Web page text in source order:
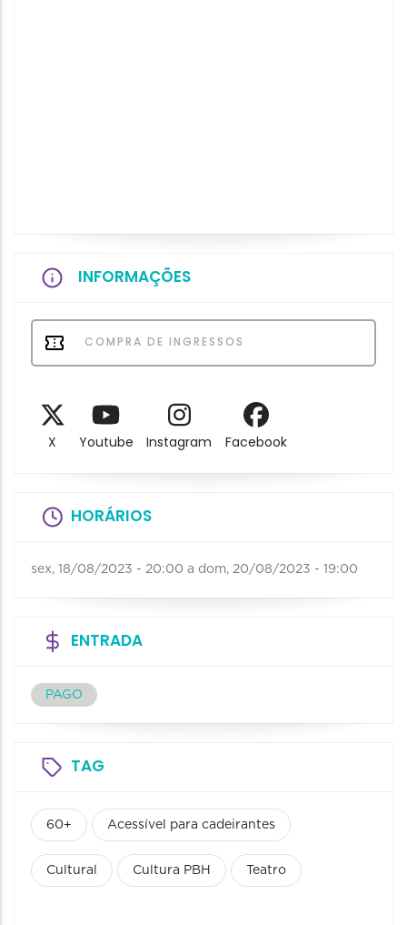
INFORMAÇÕES
COMPRA DE INGRESSOS
X Youtube Instagram Facebook
HORÁRIOS
sex, 18/08/2023 - 20:00 a dom, 20/08/2023 - 19:00
ENTRADA
PAGO
TAG
60+ Acessível para cadeirantes
Cultural Cultura PBH Teatro